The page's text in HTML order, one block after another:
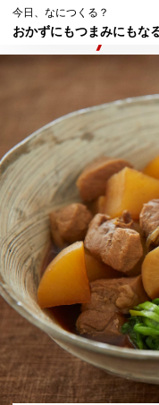
今日、なにつくる？
おかずにもつまみにもな